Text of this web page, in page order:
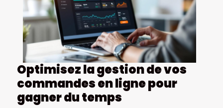
Optimisez la gestion de vos
commandes en ligne pour
gagner du temps